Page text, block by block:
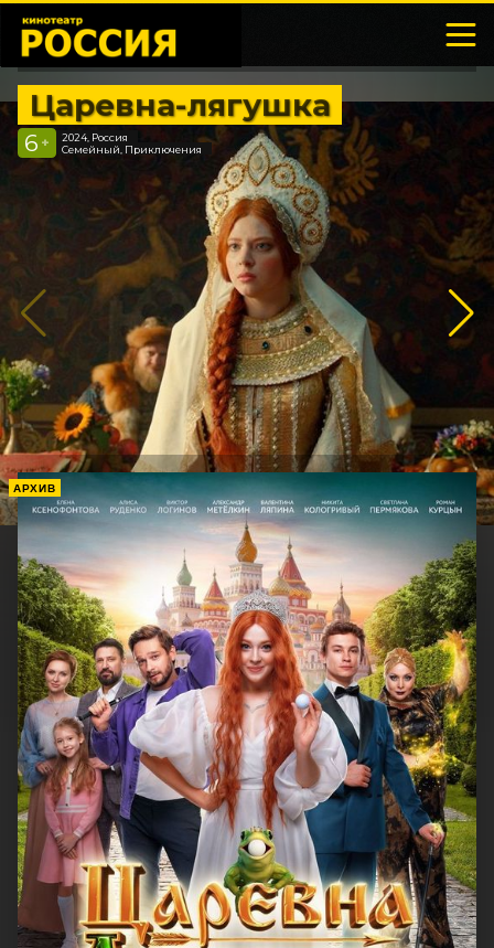
Царевна-лягушка
6 +
2024, Россия
Семейный, Приключения
АРХИВ